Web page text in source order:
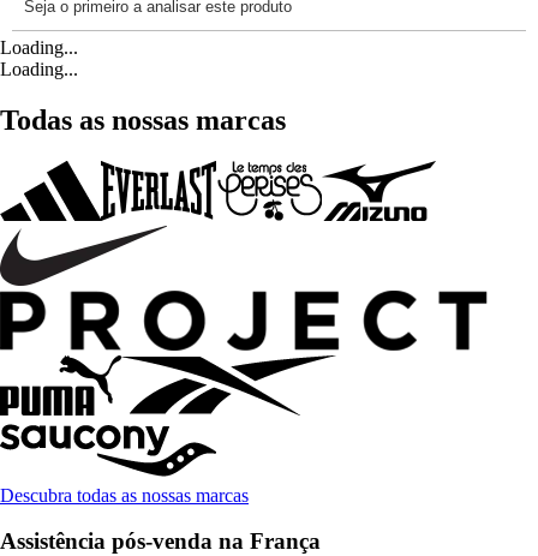
Loading...
Loading...
Todas as nossas marcas
Descubra todas as nossas marcas
Assistência pós-venda na França